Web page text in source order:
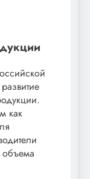
как
объема